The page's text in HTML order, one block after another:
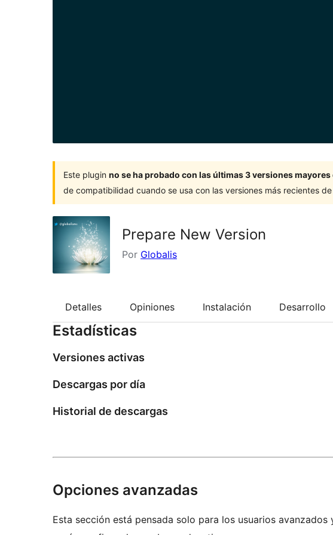
Este plugin no se ha probado con las últimas 3 versiones mayores
de compatibilidad cuando se usa con las versiones más recientes de
Prepare New Version
Por Globalis
Detalles Opiniones Instalación Desarrollo
Estadísticas
Versiones activas
Descargas por día
Historial de descargas
Opciones avanzadas
Esta sección está pensada solo para los usuarios